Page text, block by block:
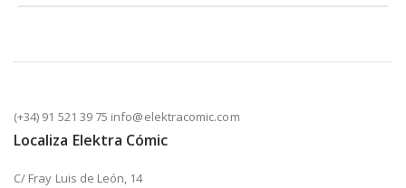
(+34) 91 521 39 75 info@elektracomic.com
Localiza Elektra Cómic
C/ Fray Luis de León, 14